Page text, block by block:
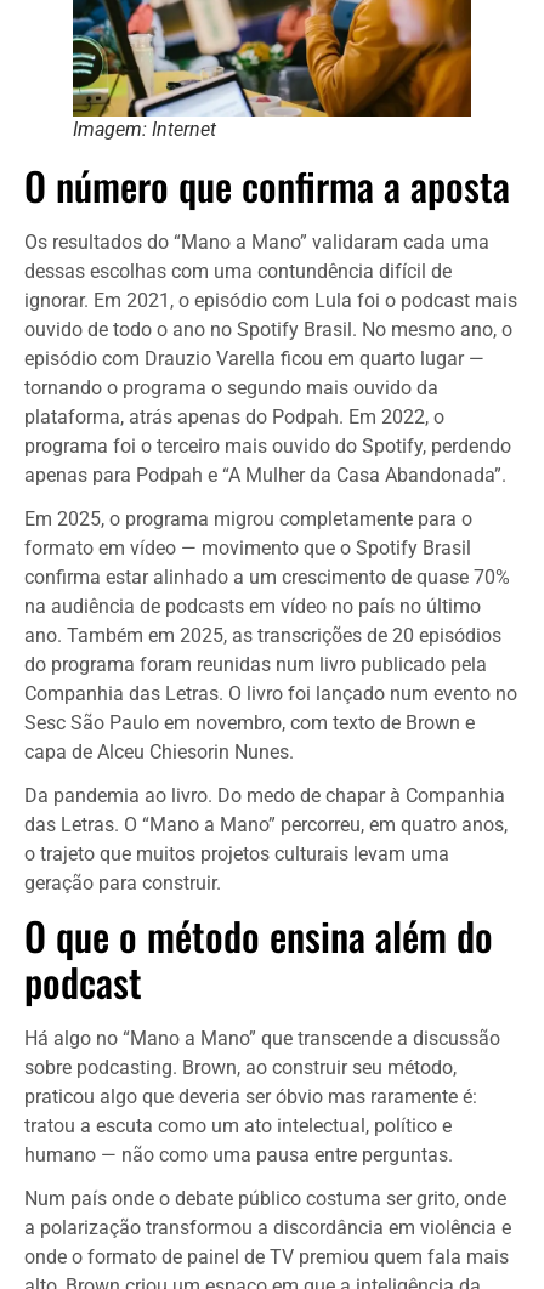
Imagem: Internet
O número que confirma a aposta
Os resultados do “Mano a Mano” validaram cada uma
dessas escolhas com uma contundência difícil de
ignorar. Em 2021, o episódio com Lula foi o podcast mais
ouvido de todo o ano no Spotify Brasil. No mesmo ano, o
episódio com Drauzio Varella ficou em quarto lugar —
tornando o programa o segundo mais ouvido da
plataforma, atrás apenas do Podpah. Em 2022, o
programa foi o terceiro mais ouvido do Spotify, perdendo
apenas para Podpah e “A Mulher da Casa Abandonada”.
Em 2025, o programa migrou completamente para o
formato em vídeo — movimento que o Spotify Brasil
confirma estar alinhado a um crescimento de quase 70%
na audiência de podcasts em vídeo no país no último
ano. Também em 2025, as transcrições de 20 episódios
do programa foram reunidas num livro publicado pela
Companhia das Letras. O livro foi lançado num evento no
Sesc São Paulo em novembro, com texto de Brown e
capa de Alceu Chiesorin Nunes.
Da pandemia ao livro. Do medo de chapar à Companhia
das Letras. O “Mano a Mano” percorreu, em quatro anos,
o trajeto que muitos projetos culturais levam uma
geração para construir.
O que o método ensina além do
podcast
Há algo no “Mano a Mano” que transcende a discussão
sobre podcasting. Brown, ao construir seu método,
praticou algo que deveria ser óbvio mas raramente é:
tratou a escuta como um ato intelectual, político e
humano — não como uma pausa entre perguntas.
Num país onde o debate público costuma ser grito, onde
a polarização transformou a discordância em violência e
onde o formato de painel de TV premiou quem fala mais